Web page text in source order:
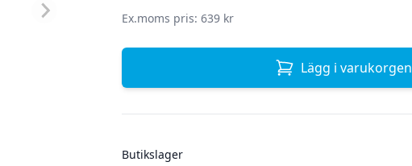
Ex.moms pris: 639 kr
Lägg i varukorgen
Butikslager